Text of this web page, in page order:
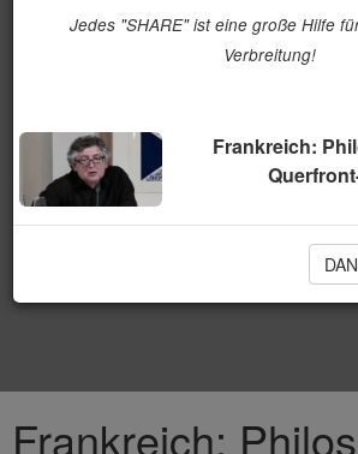
Frankreich:
Jedes "SHARE" ist eine große Hilfe
Verbreitung!
Frankreich: